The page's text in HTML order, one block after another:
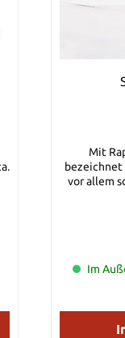
Mit
bezeichnet
vor allem
Zeigefinger
sollten
Gesamtlänge: 115 cm
cm
Im